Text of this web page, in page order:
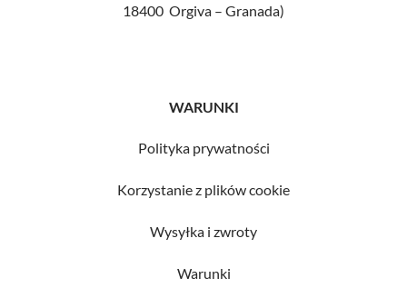
18400 Orgiva – Granada)
WARUNKI
Polityka prywatności
Korzystanie z plików cookie
Wysyłka i zwroty
Warunki